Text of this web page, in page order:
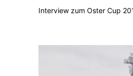
Interview zum Oster Cup